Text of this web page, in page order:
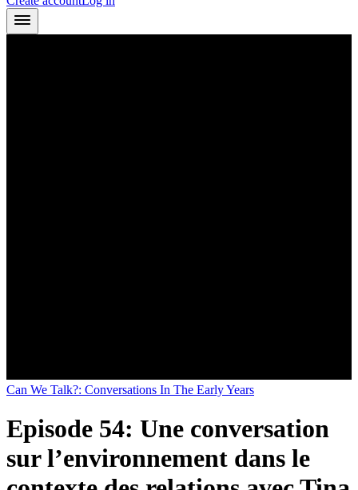
Can We Talk?: Conversations In The Early Years
Episode 54: Une conversation
sur l’environnement dans le